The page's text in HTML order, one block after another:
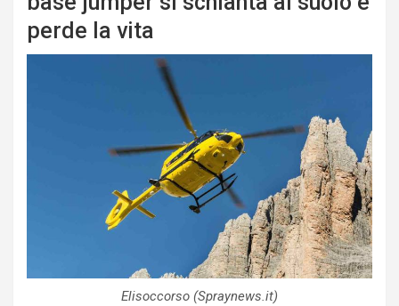
perde la vita
Elisoccorso (Spraynews.it)